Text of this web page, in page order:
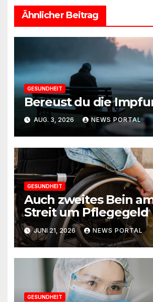
Ähnlicher Beitrag
GESUNDHEIT
Bereust du die
AUG. 3, 2026 NEWS PORTAL
GESUNDHEIT
Auch zweites Bein
Streit um Pflegegeld
JUNI 21, 2026 NEWS PORTAL
GESUNDHEIT